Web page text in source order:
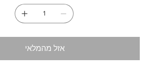
אזל מהמלאי